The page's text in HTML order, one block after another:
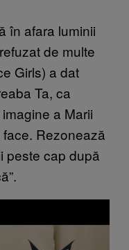
în afara luminii
de multe
Girls) a dat
Ta, ca
a Marii
Rezonează
peste cap după